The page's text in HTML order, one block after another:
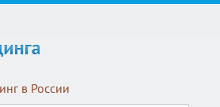
в России